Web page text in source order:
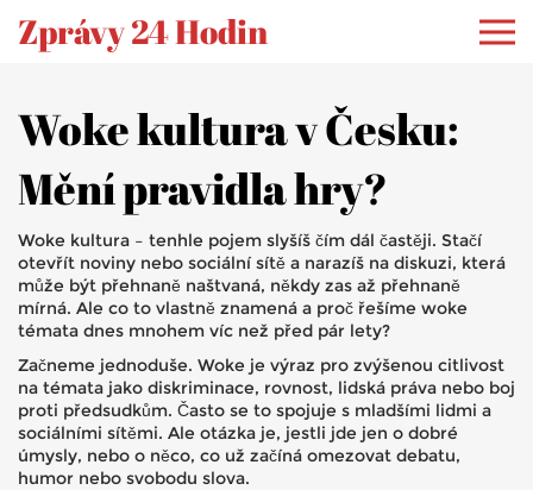
Zprávy 24 Hodin
Woke kultura v Česku:
Mění pravidla hry?
Woke kultura – tenhle pojem slyšíš čím dál častěji. Stačí
otevřít noviny nebo sociální sítě a narazíš na diskuzi, která
může být přehnaně naštvaná, někdy zas až přehnaně
mírná. Ale co to vlastně znamená a proč řešíme woke
témata dnes mnohem víc než před pár lety?
Začneme jednoduše. Woke je výraz pro zvýšenou citlivost
na témata jako diskriminace, rovnost, lidská práva nebo boj
proti předsudkům. Často se to spojuje s mladšími lidmi a
sociálními sítěmi. Ale otázka je, jestli jde jen o dobré
úmysly, nebo o něco, co už začíná omezovat debatu,
humor nebo svobodu slova.